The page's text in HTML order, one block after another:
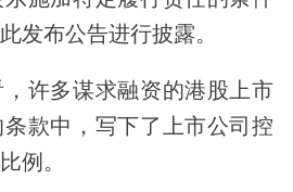
发布公告进行披露。
许多谋求融资的港股上市
款中，写下了上市公司控
例。